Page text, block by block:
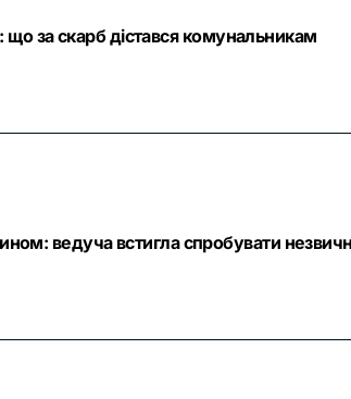
що за скарб дістався комунальникам
ведуча встигла спробувати